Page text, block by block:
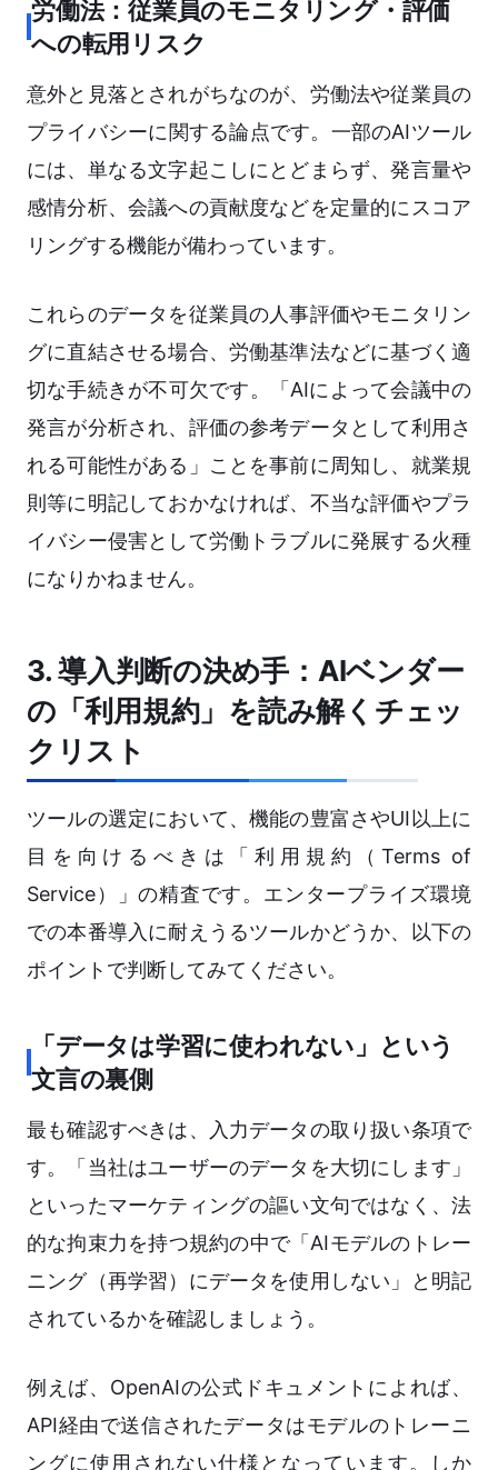
労働法：従業員のモニタリング・評価
への転用リスク
意外と見落とされがちなのが、労働法や従業員の
プライバシーに関する論点です。一部のAIツール
には、単なる文字起こしにとどまらず、発言量や
感情分析、会議への貢献度などを定量的にスコア
リングする機能が備わっています。
これらのデータを従業員の人事評価やモニタリン
グに直結させる場合、労働基準法などに基づく適
切な手続きが不可欠です。「AIによって会議中の
発言が分析され、評価の参考データとして利用さ
れる可能性がある」ことを事前に周知し、就業規
則等に明記しておかなければ、不当な評価やプラ
イバシー侵害として労働トラブルに発展する火種
になりかねません。
3. 導入判断の決め手：AIベンダー
の「利用規約」を読み解くチェッ
クリスト
ツールの選定において、機能の豊富さやUI以上に
目を向けるべきは「利用規約（Terms of
Service）」の精査です。エンタープライズ環境
での本番導入に耐えうるツールかどうか、以下の
ポイントで判断してみてください。
「データは学習に使われない」という
文言の裏側
最も確認すべきは、入力データの取り扱い条項で
す。「当社はユーザーのデータを大切にします」
といったマーケティングの謳い文句ではなく、法
的な拘束力を持つ規約の中で「AIモデルのトレー
ニング（再学習）にデータを使用しない」と明記
されているかを確認しましょう。
例えば、OpenAIの公式ドキュメントによれば、
API経由で送信されたデータはモデルのトレーニ
ングに使用されない仕様となっています。しか